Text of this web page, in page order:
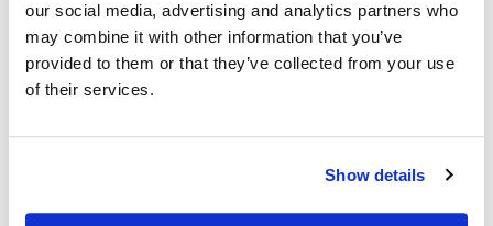
our social media, advertising and analytics partners who
may combine it with other information that you’ve
provided to them or that they’ve collected from your use
of their services.
Show details